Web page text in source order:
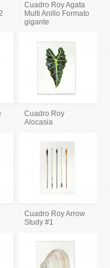
Cuadro Roy Agata
Multi Anillo Formato
gigante
Cuadro Roy
Alocasia
Cuadro Roy Arrow
Study #1